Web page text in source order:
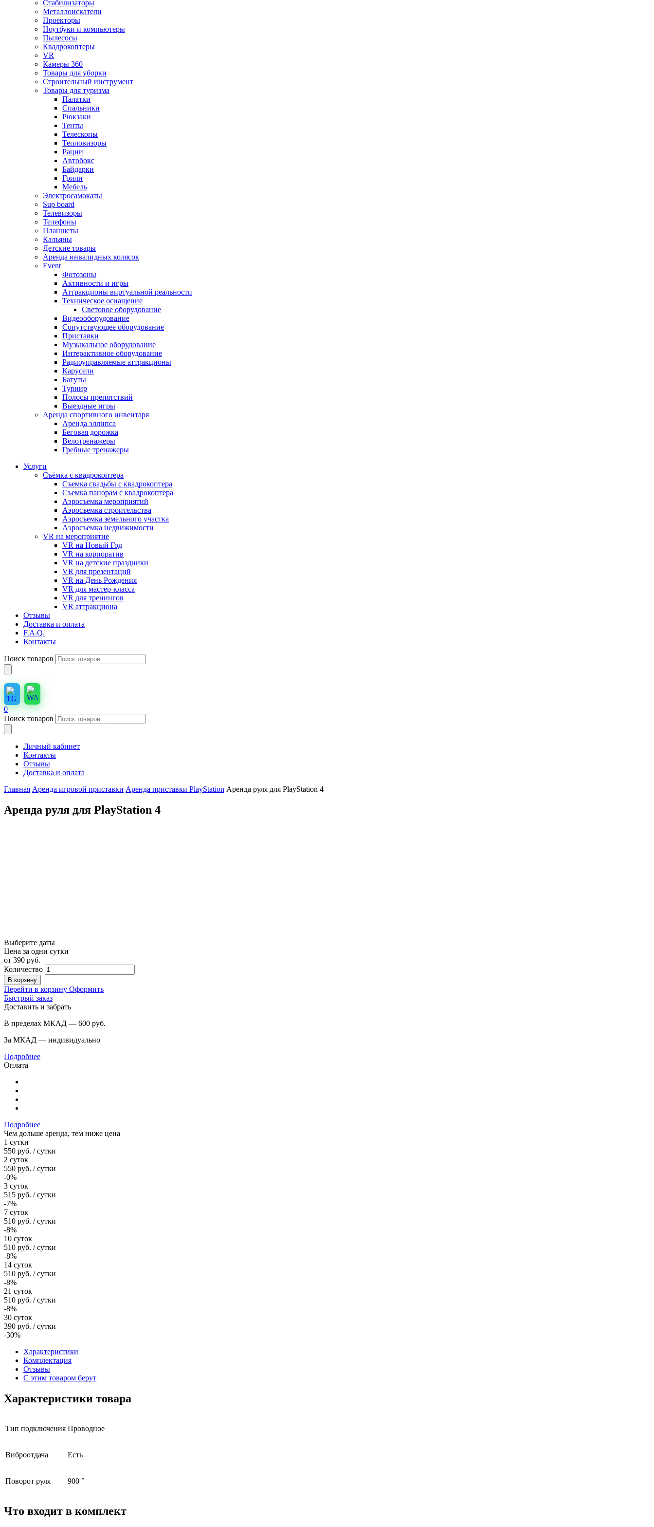
Стабилизаторы
Металлоискатели
Проекторы
Ноутбуки и компьютеры
Пылесосы
Квадрокоптеры
VR
Камеры 360
Товары для уборки
Строительный инструмент
Товары для туризма
Палатки
Спальники
Рюкзаки
Тенты
Телескопы
Тепловизоры
Рации
Автобокс
Байдарки
Грили
Мебель
Электросамокаты
Sup board
Телевизоры
Телефоны
Планшеты
Кальяны
Детские товары
Аренда инвалидных колясок
Event
Фотозоны
Активности и игры
Аттракционы виртуальной реальности
Техническое оснащение
Световое оборудование
Видеооборудование
Сопутствующее оборудование
Приставки
Музыкальное оборудование
Интерактивное оборудование
Радиоуправляемые аттракционы
Карусели
Батуты
Турнир
Полосы препятствий
Выездные игры
Аренда спортивного инвентаря
Аренда эллипса
Бeговая дoрожка
Велотренажеры
Гребные тренажеры
Услуги
Съёмка с квадрокоптера
Съемка свадьбы с квадрокоптера
Съемка панорам с квадрокоптера
Аэросъемка мероприятий
Аэросъемка строительства
Аэросъемка земельного участка
Аэросъемка недвижимости
VR на мероприятие
VR на Новый Год
VR на корпоратив
VR на детские праздники
VR для презентаций
VR на День Рождения
VR для мастер-класса
VR для тренингов
VR аттракциона
Отзывы
Доставка и оплата
F.A.Q.
Контакты
Поиск товаров
0
Поиск товаров
Личный кабинет
Контакты
Отзывы
Доставка и оплата
Главная Аренда игровой приставки Аренда приставки PlayStation Аренда руля для PlayStation 4
Аренда руля для PlayStation 4
Выберите даты
Цена за одни сутки
от 390 руб.
Количество
В корзину
Перейти в корзину Оформить
Быстрый заказ
Доставить и забрать
В пределах МКАД — 600 руб.
За МКАД — индивидуально
Подробнее
Оплата
Подробнее
Чем дольше аренда, тем ниже цена
1 сутки
550 руб. / сутки
2 суток
550 руб. / сутки
-0%
3 суток
515 руб. / сутки
-7%
7 суток
510 руб. / сутки
-8%
10 суток
510 руб. / сутки
-8%
14 суток
510 руб. / сутки
-8%
21 суток
510 руб. / сутки
-8%
30 суток
390 руб. / сутки
-30%
Характеристики
Комплектация
Отзывы
С этим товаром берут
Характеристики товара
Тип подключения Проводное
Виброотдача Есть
Поворот руля 900 °
Что входит в комплект